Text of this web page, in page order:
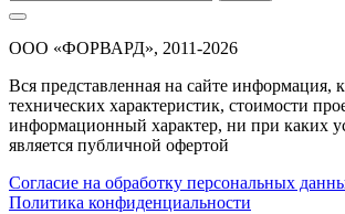
ООО «ФОРВАРД», 2011-2026
Вся представленная на сайте информация,
технических характеристик, стоимости
информационный характер, ни при каких
является публичной офертой
Согласие на обработку персональных
Политика конфиденциальности